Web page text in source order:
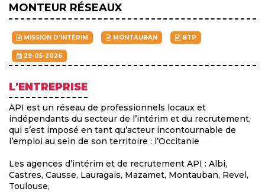
MONTEUR RÉSEAUX
MISSION D'INTÉRIM MONTAUBAN BTP
29-05-2026
L'ENTREPRISE
API est un réseau de professionnels locaux et
indépendants du secteur de l’intérim et du recrutement,
qui s’est imposé en tant qu’acteur incontournable de
l’emploi au sein de son territoire : l’Occitanie
Les agences d’intérim et de recrutement API : Albi,
Castres, Causse, Lauragais, Mazamet, Montauban, Revel,
Toulouse,